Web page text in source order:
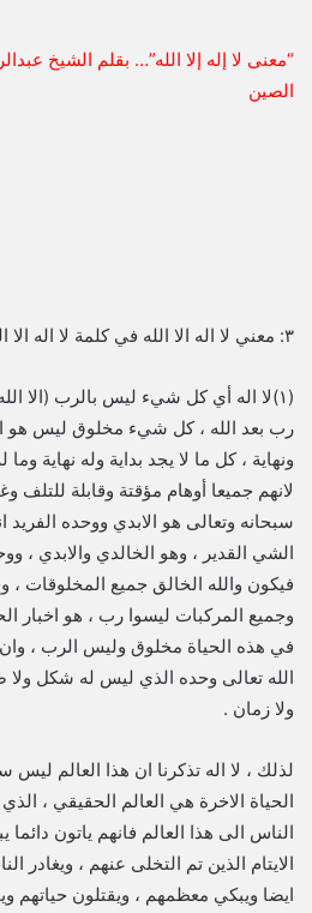
“معنى لا إله إلا الله”… بقلم الشيخ
الصين
٣: معني لا اله الا الله في كلمة لا اله الا الله محمد رسول الله
(١)لا اله أي كل شيء ليس بالرب (الا
رب بعد الله ، كل شيء مخلوق ليس هو
ونهاية ، كل ما لا يجد بداية وله نهاية وما
لانهم جميعا أوهام مؤقتة وقابلة للتلف
سبحانه وتعالى هو الابدي ووحده الفريد
الشي القدير ، وهو الخالدي والابدي ،
فيكون والله الخالق جميع المخلوقات ،
وجميع المركبات ليسوا رب ، هو اخبار
في هذه الحياة مخلوق وليس الرب ،
الله تعالى وحده الذي ليس له شكل
ولا زمان .
لذلك ، لا اله تذكرنا ان هذا العالم
الحياة الاخرة هي العالم الحقيقي ، الذي
الناس الى هذا العالم فانهم ياتون
الايتام الذين تم التخلى عنهم ،
ايضا ويبكي معظمهم ، ويقتلون حياتهم